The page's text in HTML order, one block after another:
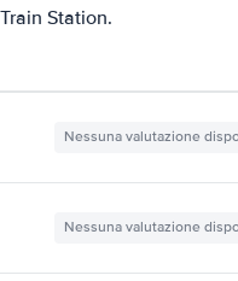
Station.
Nessuna valutazione
Nessuna valutazione